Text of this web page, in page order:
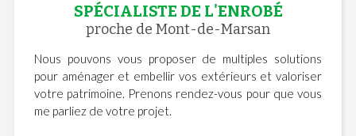
SPÉCIALISTE DE L'ENROBÉ
proche de Mont-de-Marsan
Nous pouvons vous proposer de multiples solutions
pour aménager et embellir vos extérieurs et valoriser
votre patrimoine. Prenons rendez-vous pour que vous
me parliez de votre projet.